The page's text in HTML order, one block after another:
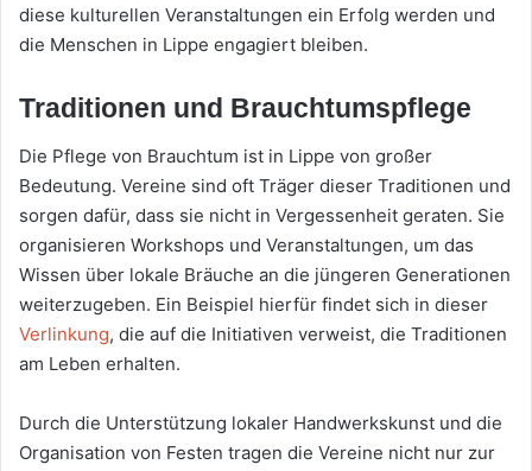
diese kulturellen Veranstaltungen ein Erfolg werden und
die Menschen in Lippe engagiert bleiben.
Traditionen und Brauchtumspflege
Die Pflege von Brauchtum ist in Lippe von großer
Bedeutung. Vereine sind oft Träger dieser Traditionen und
sorgen dafür, dass sie nicht in Vergessenheit geraten. Sie
organisieren Workshops und Veranstaltungen, um das
Wissen über lokale Bräuche an die jüngeren Generationen
weiterzugeben. Ein Beispiel hierfür findet sich in dieser
Verlinkung, die auf die Initiativen verweist, die Traditionen
am Leben erhalten.
Durch die Unterstützung lokaler Handwerkskunst und die
Organisation von Festen tragen die Vereine nicht nur zur